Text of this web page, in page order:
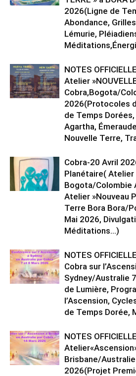
2026(Ligne de
Abondance,
Lémurie,
NOTES
Atelier
Cobra,Bogota/
2026(Protocoles
de Temps
Agartha,
Nouvelle Terre,
Cobra-20 Avril
Planétaire( Atelier
Bogota/Colombie
Atelier »Nouveau
Terre Bora Bora/
Mai 2026,
Méditations…)
NOTES
Cobra sur
Sydney/Australie
de Lumière,
l’Ascension,
de Temps Dorée,
NOTES
Brisbane/
2026(Projet